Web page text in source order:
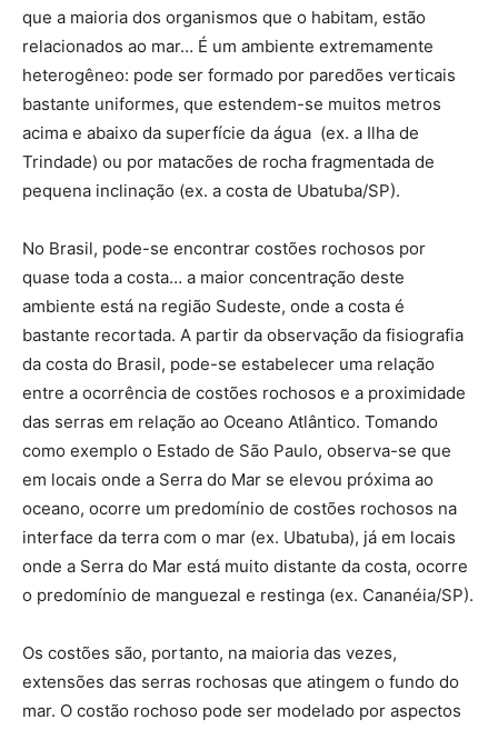
que a maioria dos organismos que o habitam, estão
relacionados ao mar… É um ambiente extremamente
heterogêneo: pode ser formado por paredões verticais
bastante uniformes, que estendem-se muitos metros
acima e abaixo da superfície da água (ex. a Ilha de
Trindade) ou por matacões de rocha fragmentada de
pequena inclinação (ex. a costa de Ubatuba/SP).
No Brasil, pode-se encontrar costões rochosos por
quase toda a costa… a maior concentração deste
ambiente está na região Sudeste, onde a costa é
bastante recortada. A partir da observação da fisiografia
da costa do Brasil, pode-se estabelecer uma relação
entre a ocorrência de costões rochosos e a proximidade
das serras em relação ao Oceano Atlântico. Tomando
como exemplo o Estado de São Paulo, observa-se que
em locais onde a Serra do Mar se elevou próxima ao
oceano, ocorre um predomínio de costões rochosos na
interface da terra com o mar (ex. Ubatuba), já em locais
onde a Serra do Mar está muito distante da costa, ocorre
o predomínio de manguezal e restinga (ex. Cananéia/SP).
Os costões são, portanto, na maioria das vezes,
extensões das serras rochosas que atingem o fundo do
mar. O costão rochoso pode ser modelado por aspectos